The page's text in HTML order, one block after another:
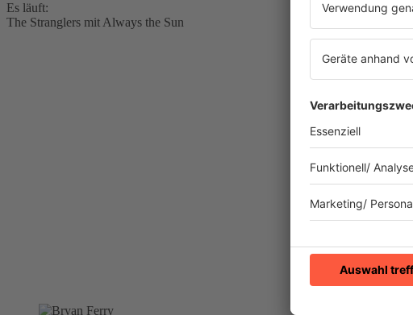
Es läuft:
The Stranglers mit Always the Sun